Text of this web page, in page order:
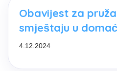
Obavijest za
smještaju u
4.12.2024